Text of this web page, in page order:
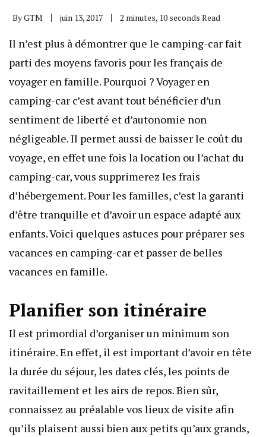
ByGTM juin 13, 2017 2 minutes, 10 seconds Read
Il n’est plus à démontrer que le camping-car fait
parti des moyens favoris pour les français de
voyager en famille. Pourquoi ? Voyager en
camping-car c’est avant tout bénéficier d’un
sentiment de liberté et d’autonomie non
négligeable. Il permet aussi de baisser le coût du
voyage, en effet une fois la location ou l’achat du
camping-car, vous supprimerez les frais
d’hébergement. Pour les familles, c’est la garanti
d’être tranquille et d’avoir un espace adapté aux
enfants. Voici quelques astuces pour préparer ses
vacances en camping-car et passer de belles
vacances en famille.
Planifier son itinéraire
Il est primordial d’organiser un minimum son
itinéraire. En effet, il est important d’avoir en tête
la durée du séjour, les dates clés, les points de
ravitaillement et les airs de repos. Bien sûr,
connaissez au préalable vos lieux de visite afin
qu’ils plaisent aussi bien aux petits qu’aux grands,